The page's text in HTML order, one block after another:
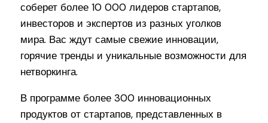
соберет более 10 000 лидеров стартапов,
инвесторов и экспертов из разных уголков
мира. Вас ждут самые свежие инновации,
горячие тренды и уникальные возможности для
нетворкинга.
В программе более 300 инновационных
продуктов от стартапов, представленных в